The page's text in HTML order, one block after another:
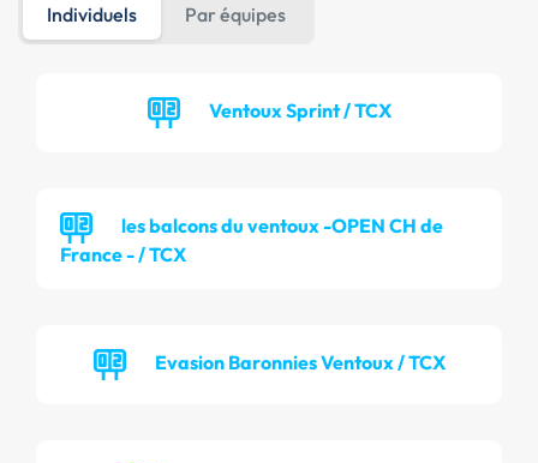
Individuels Par équipes
Ventoux Sprint / TCX
les balcons du ventoux -OPEN CH de
France - / TCX
Evasion Baronnies Ventoux / TCX